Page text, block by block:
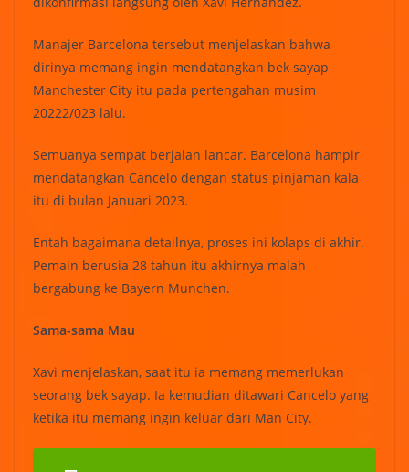
Manajer Barcelona tersebut menjelaskan bahwa
dirinya memang ingin mendatangkan bek sayap
Manchester City itu pada pertengahan musim
20222/023 lalu.
Semuanya sempat berjalan lancar. Barcelona hampir
mendatangkan Cancelo dengan status pinjaman kala
itu di bulan Januari 2023.
Entah bagaimana detailnya, proses ini kolaps di akhir.
Pemain berusia 28 tahun itu akhirnya malah
bergabung ke Bayern Munchen.
Sama-sama Mau
Xavi menjelaskan, saat itu ia memang memerlukan
seorang bek sayap. Ia kemudian ditawari Cancelo yang
ketika itu memang ingin keluar dari Man City.